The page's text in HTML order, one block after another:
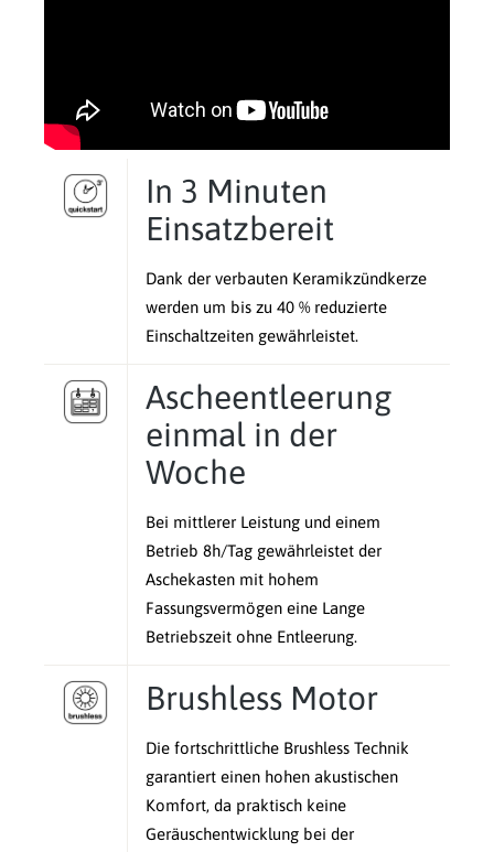
In 3 Minuten
Einsatzbereit
Dank der verbauten Keramikzündkerze
werden um bis zu 40 % reduzierte
Einschaltzeiten gewährleistet.
Ascheentleerung
einmal in der
Woche
Bei mittlerer Leistung und einem
Betrieb 8h/Tag gewährleistet der
Aschekasten mit hohem
Fassungsvermögen eine Lange
Betriebszeit ohne Entleerung.
Brushless Motor
Die fortschrittliche Brushless Technik
garantiert einen hohen akustischen
Komfort, da praktisch keine
Geräuschentwicklung bei der